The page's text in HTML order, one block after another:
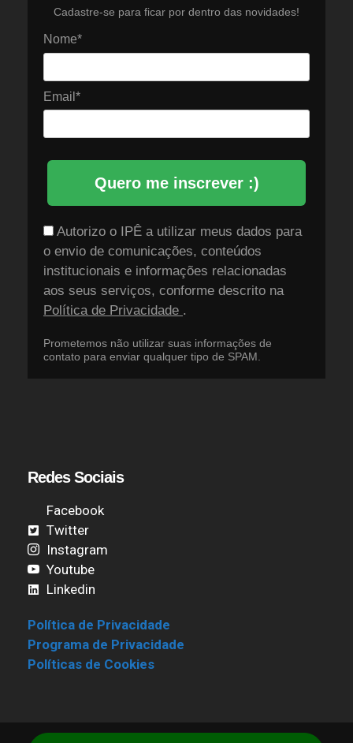
Cadastre-se para ficar por dentro das novidades!
Nome*
Email*
Quero me inscrever :)
Autorizo o IPÊ a utilizar meus dados para
o envio de comunicações, conteúdos
institucionais e informações relacionadas
aos seus serviços, conforme descrito na
Política de Privacidade .
Prometemos não utilizar suas informações de
contato para enviar qualquer tipo de SPAM.
Redes Sociais
Facebook
Twitter
Instagram
Youtube
Linkedin
Política de Privacidade
Programa de Privacidade
Políticas de Cookies